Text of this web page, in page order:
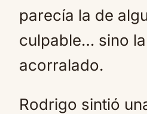
parecía la de
culpable… sino
acorralado.
Rodrigo sintió